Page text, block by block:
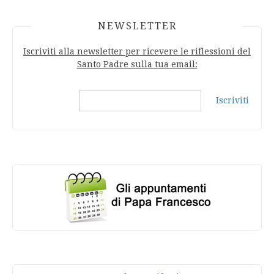
NEWSLETTER
Iscriviti alla newsletter per ricevere le riflessioni del
Santo Padre sulla tua email:
Iscriviti